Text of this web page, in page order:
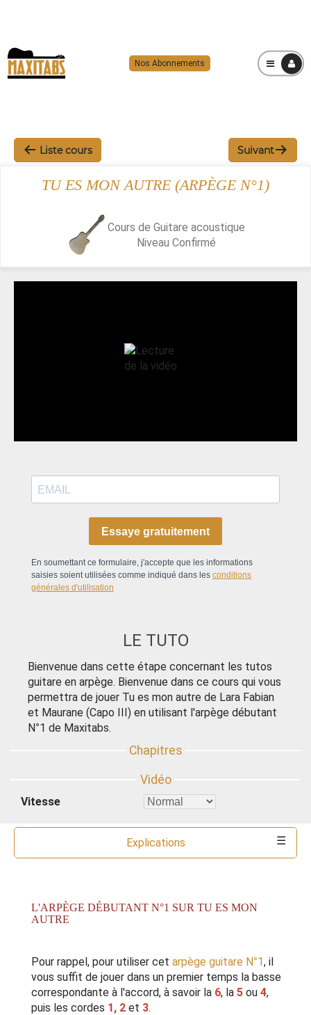
Nos Abonnements MENU
Liste cours Suivant
TU ES MON AUTRE (ARPÈGE N°1)
Cours de Guitare acoustique
Niveau Confirmé
Essaye gratuitement
En soumettant ce formulaire, j'accepte que les informations
saisies soient utilisées comme indiqué dans les conditions
générales d'utilisation
LE TUTO
Bienvenue dans cette étape concernant les tutos
guitare en arpège. Bienvenue dans ce cours qui vous
permettra de jouer Tu es mon autre de Lara Fabian
et Maurane (Capo III) en utilisant l'arpège débutant
N°1 de Maxitabs.
Vitesse
Explications
L'ARPÈGE DÉBUTANT N°1 SUR TU ES MON
AUTRE
Pour rappel, pour utiliser cet arpège guitare N°1, il
vous suffit de jouer dans un premier temps la basse
correspondante à l'accord, à savoir la 6, la 5 ou 4,
puis les cordes 1, 2 et 3.